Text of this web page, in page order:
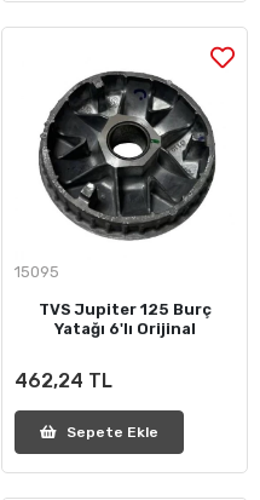
15095
TVS Jupiter 125 Burç
Yatağı 6'lı Orijinal
462,24 TL
Sepete Ekle